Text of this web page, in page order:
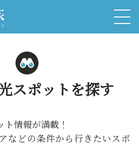
スポットを探す
情報が満載！
などの条件から行きたいスポ